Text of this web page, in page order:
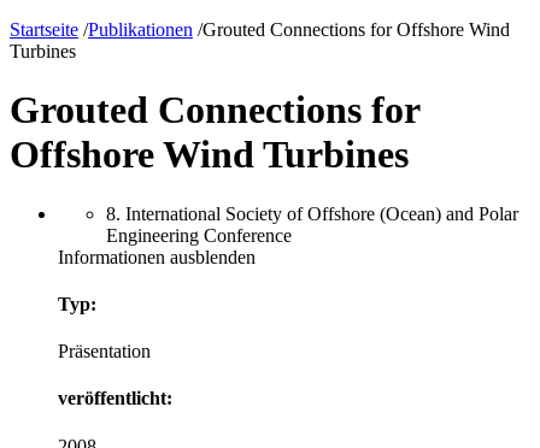
Startseite /Publikationen /Grouted Connections for Offshore Wind
Turbines
Grouted Connections for
Offshore Wind Turbines
8. International Society of Offshore (Ocean) and Polar
Engineering Conference
Informationen ausblenden
Typ:
Präsentation
veröffentlicht: